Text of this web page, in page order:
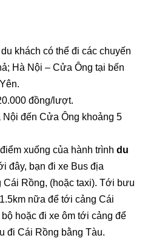
khách có thể đi các chuyến
Hà Nội – Cửa Ông tại bến
đồng/lượt.
đến Cửa Ông khoảng 5
xuống của hành trình du
đây, bạn đi xe Bus địa
Cái Rồng, (hoặc taxi). Tới bưu
nữa để tới cảng Cái
hoặc đi xe ôm tới cảng để
đi Cái Rồng bằng Tàu.